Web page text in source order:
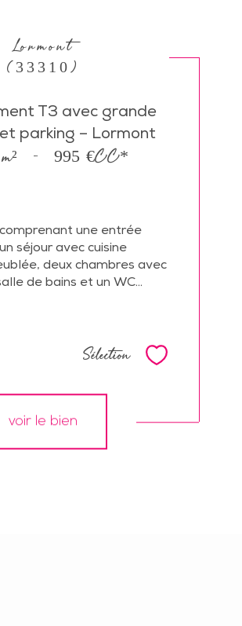
Lormont
(33310)
T3 avec grande
parking – Lormont
- 995 €CC*
une entrée
séjour avec cuisine
deux chambres avec
de bains et un WC...
Sélection
voir le bien